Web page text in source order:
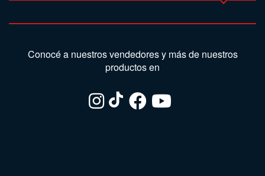
Conocé a nuestros vendedores y más de nuestros
productos en